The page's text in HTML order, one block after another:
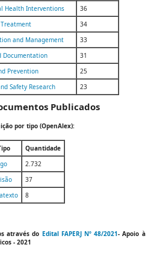
Health Interventions
36
Treatment
34
and Management
33
Documentation
31
Prevention
25
Safety Research
23
Publicados
por tipo (OpenAlex):
Quantidade
2.732
37
8
através do Edital FAPERJ Nº 48/2021- Apoio à
- 2021